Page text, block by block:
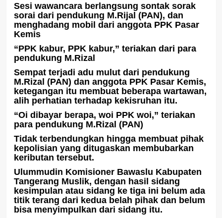
Sesi wawancara berlangsung sontak sorak
sorai dari pendukung M.Rijal (PAN), dan
menghadang mobil dari anggota PPK Pasar
Kemis
“PPK kabur, PPK kabur,” teriakan dari para
pendukung M.Rizal
Sempat terjadi adu mulut dari pendukung
M.Rizal (PAN) dan anggota PPK Pasar Kemis,
ketegangan itu membuat beberapa wartawan,
alih perhatian terhadap kekisruhan itu.
“Oi dibayar berapa, woi PPK woi,” teriakan
para pendukung M.Rizal (PAN)
Tidak terbendungkan hingga membuat pihak
kepolisian yang ditugaskan membubarkan
keributan tersebut.
Ulummudin Komisioner Bawaslu Kabupaten
Tangerang Muslik, dengan hasil sidang
kesimpulan atau sidang ke tiga ini belum ada
titik terang dari kedua belah pihak dan belum
bisa menyimpulkan dari sidang itu.